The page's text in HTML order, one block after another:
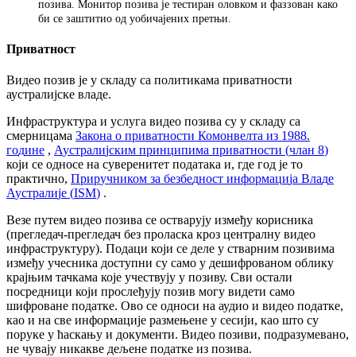
позива Монитор позива је тестиран оловком и фаззован како
би се заштитио од уобичајених претњи
Приватност
Видео позив је у складу са политикама приватности
аустралијске владе.
Инфраструктура и услуга видео позива су у складу са
смерницама Закона о приватности Комонвелта из 1988.
године , Аустралијским принципима приватности (члан 8)
који се односе на суверенитет података и, где год је то
практично, Приручником за безбедност информација Владе
Аустралије (ISM) .
Везе путем видео позива се остварују између корисника
(прегледач-прегледач без проласка кроз централну видео
инфраструктуру). Подаци који се деле у стварним позивима
између учесника доступни су само у дешифрованом облику
крајњим тачкама које учествују у позиву. Сви остали
посредници који прослеђују позив могу видети само
шифроване податке. Ово се односи на аудио и видео податке,
као и на све информације размењене у сесији, као што су
поруке у ћаскању и документи. Видео позиви, подразумевано,
не чувају никакве дељене податке из позива.